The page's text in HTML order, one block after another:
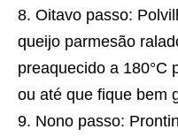
Oitavo passo:
queijo parmesão
preaquecido a 180°C
ou até que fique bem
Nono passo: